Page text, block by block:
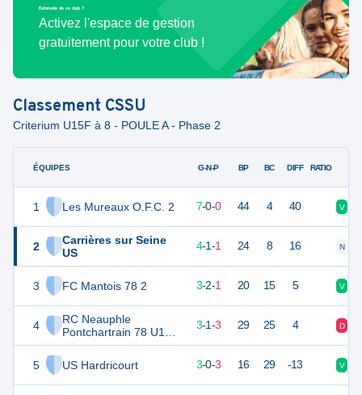
Bénévole de ce club ?
Activez l'espace de gestion
gratuitement pour votre club !
Classement CSSU
Criterium U15F à 8 - POULE A - Phase 2
ÉQUIPES
1 Les Mureaux O.F.C. 2
2
Carrières sur Seine
US
3 FC Mantois 78 2
4
RC Neauphle
Pontchartrain 78 U15
Féminines
5
US Hardricourt
G-N-P BP BC DIFF RATIO
21 7 7-0-0 44 4 40 V
13 4-1-1 24 8 16 N
10 3-2-1 20 15 5 V
10 3-1-3 29 25 4 D
3-0-3 16 29 -13 V